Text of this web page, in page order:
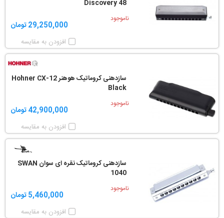
Discovery 48
ناموجود
29,250,000 تومان
افزودن به مقایسه
سازدهنی کروماتیک هوهنر Hohner CX-12
Black
ناموجود
42,900,000 تومان
افزودن به مقایسه
سازدهنی کروماتیک نقره ای سوان SWAN
1040
ناموجود
5,460,000 تومان
افزودن به مقایسه